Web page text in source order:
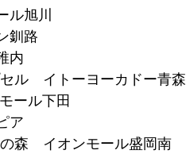
ル旭川
釧路
内
ル　イトーヨーカドー青森
ール下田
ア
森　イオンモール盛岡南